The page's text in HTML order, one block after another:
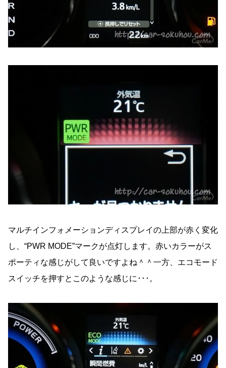
マルチインフォメーションディスプレイの上部が赤く変化
し、“PWR MODE”マークが点灯します。赤いカラーがス
ポーティな感じがして良いですよね＾＾一方、エコモード
スイッチを押すとこのような感じに･･･。